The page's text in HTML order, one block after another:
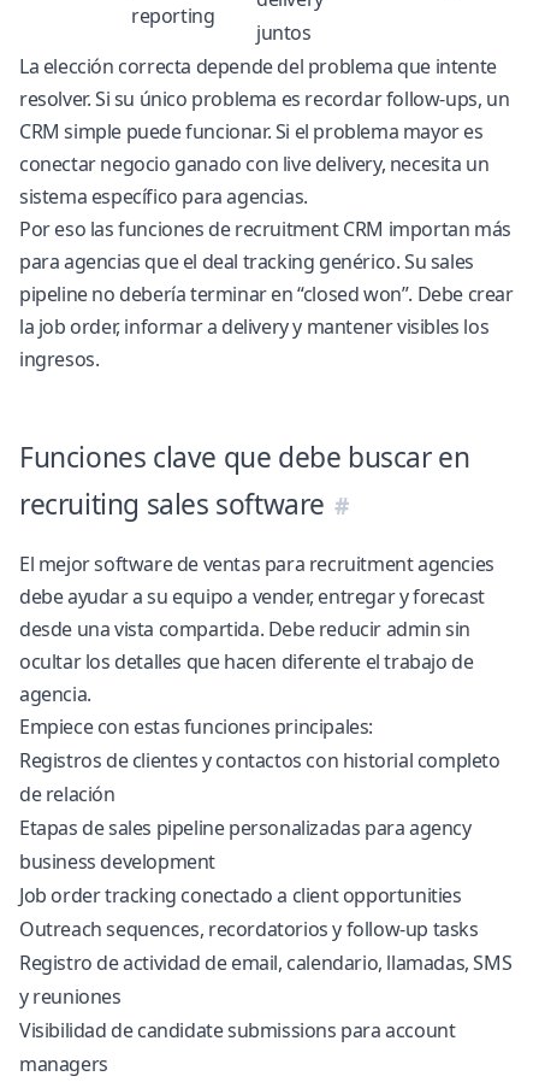
reporting
juntos
La elección correcta depende del problema que intente
resolver. Si su único problema es recordar follow-ups, un
CRM simple puede funcionar. Si el problema mayor es
conectar negocio ganado con live delivery, necesita un
sistema específico para agencias.
Por eso lasfunciones de recruitment CRM importan más
para agencias que el deal tracking genérico. Su sales
pipeline no debería terminar en “closed won”. Debe crear
la job order, informar a delivery y mantener visibles los
ingresos.
Funciones clave que debe buscar en
recruiting sales software
El mejor software de ventas para recruitment agencies
debe ayudar a su equipo a vender, entregar y forecast
desde una vista compartida. Debe reducir admin sin
ocultar los detalles que hacen diferente el trabajo de
agencia.
Empiece con estas funciones principales:
Registros de clientes y contactos con historial completo
de relación
Etapas de sales pipeline personalizadas para agency
business development
Job order tracking conectado a client opportunities
Outreach sequences, recordatorios y follow-up tasks
Registro de actividad de email, calendario, llamadas, SMS
y reuniones
Visibilidad de candidate submissions para account
managers